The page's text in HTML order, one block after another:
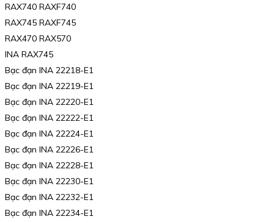
RAX740 RAXF740
RAX745 RAXF745
RAX470 RAX570
INA RAX745
Bạc đạn INA 22218-E1
Bạc đạn INA 22219-E1
Bạc đạn INA 22220-E1
Bạc đạn INA 22222-E1
Bạc đạn INA 22224-E1
Bạc đạn INA 22226-E1
Bạc đạn INA 22228-E1
Bạc đạn INA 22230-E1
Bạc đạn INA 22232-E1
Bạc đạn INA 22234-E1